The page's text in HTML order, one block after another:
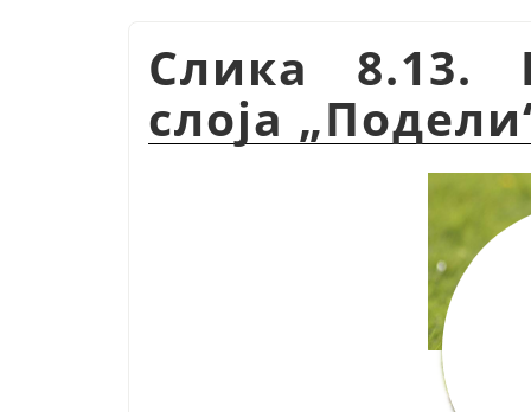
Слика
слоја „Подели